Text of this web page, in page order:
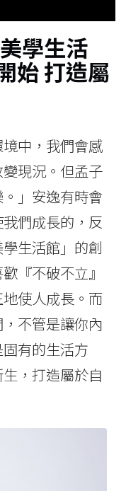
學生活
始 打造屬
中，我們會感
現況。但孟子
」安逸有時會
們成長的，反
生活館」的創
『不破不立』
使人成長。而
不管是讓你內
有的生活方
，打造屬於自